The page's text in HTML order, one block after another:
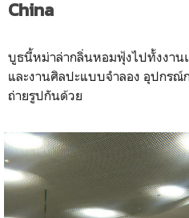
China
บูธนี้หม่าล่ากลิ่นหอมฟุ้งไปทั้งงาน
และงานศิลปะแบบจำลอง อุปกรณ์
ถ่ายรูปกันด้วย